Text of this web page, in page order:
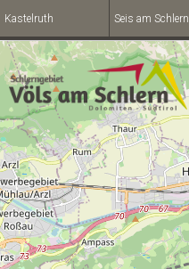
Kastelruth Seis am Schlern